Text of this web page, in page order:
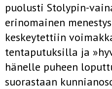
puolusti Stolypin-
erinomainen
keskeytettiin
tentaputuksilla ja
hänelle puheen
suorastaan